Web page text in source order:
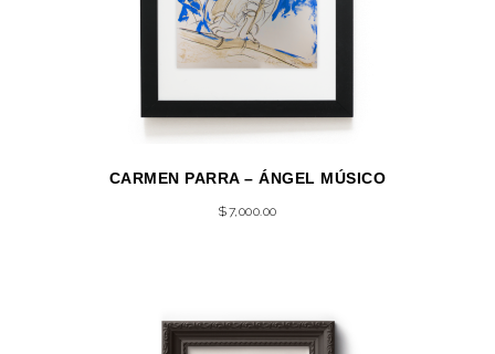
CARMEN PARRA – ÁNGEL MÚSICO
$7,000.00